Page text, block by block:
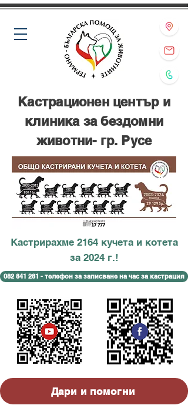
Кастрирахме 2164 кучета и котета
за 2024 г.!
082 841 281 - телефон за записване на час за кастрация
Кастрационен център и
клиника за бездомни
животни- гр. Русе
Дари и помогни